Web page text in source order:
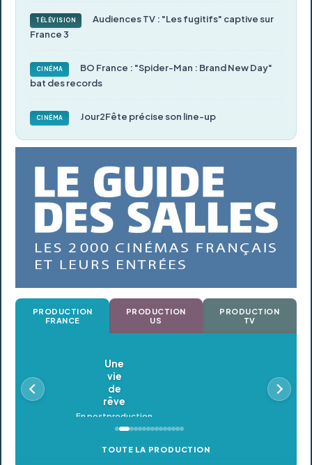
TÉLÉVISION
Audiences TV : "Les fugitifs" captive sur
France 3
CINÉMA
BO France : "Spider-Man : Brand New Day"
bat des records
CINÉMA Jour2Fête précise son line-up
PRODUCTION
FRANCE
PRODUCTION
US
PRODUCTION
TV
Oldeupe
En postproduction
TOUTE LA PRODUCTION